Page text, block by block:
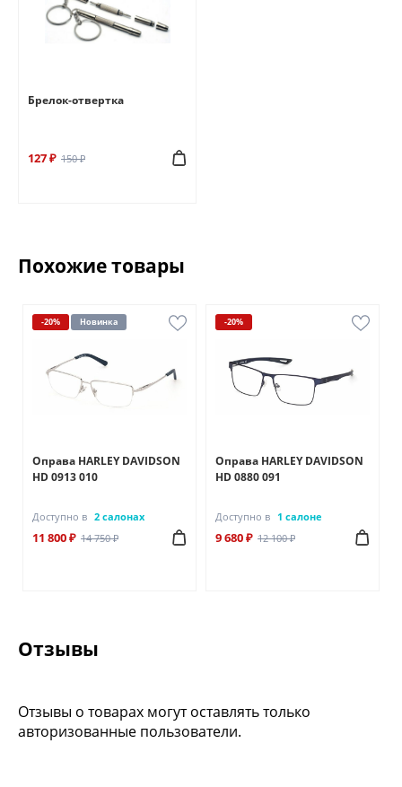
Брелок-отвертка
127 ₽ 150 ₽
Похожие товары
-20% Новинка
Оправа HARLEY DAVIDSON
HD 0913 010
Доступно в 2 салонах
11 800 ₽ 14 750 ₽
-20%
Оправа HARLEY DAVIDSON
HD 0880 091
Доступно в 1 салоне
9 680 ₽ 12 100 ₽
Отзывы
Отзывы о товарах могут оставлять только
авторизованные пользователи.